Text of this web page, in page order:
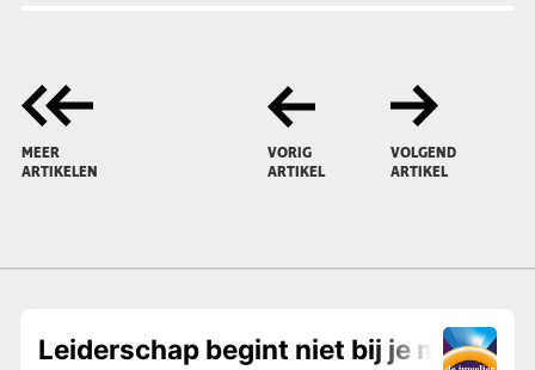
MEER
ARTIKELEN
VORIG
ARTIKEL
VOLGEND
ARTIKEL